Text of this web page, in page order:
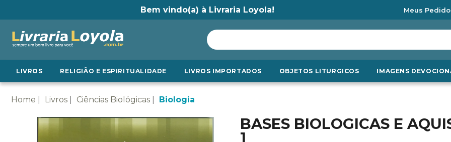
Bem vindo(a) à Livraria Loyola! Meus
LIVROS RELIGIÃO E ESPIRITUALIDADE LIVROS IMPORTADOS OBJETOS LITURGICOS IMAGENS
Home Livros Ciências Biológicas Biologia
BASES BIOLOGICAS E
1